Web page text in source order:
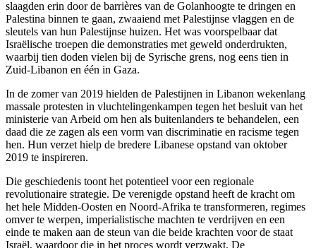
slaagden erin door de barrières van de Golanhoogte te dringen en
Palestina binnen te gaan, zwaaiend met Palestijnse vlaggen en de
sleutels van hun Palestijnse huizen. Het was voorspelbaar dat
Israëlische troepen die demonstraties met geweld onderdrukten,
waarbij tien doden vielen bij de Syrische grens, nog eens tien in
Zuid-Libanon en één in Gaza.
In de zomer van 2019 hielden de Palestijnen in Libanon wekenlang
massale protesten in vluchtelingenkampen tegen het besluit van het
ministerie van Arbeid om hen als buitenlanders te behandelen, een
daad die ze zagen als een vorm van discriminatie en racisme tegen
hen. Hun verzet hielp de bredere Libanese opstand van oktober
2019 te inspireren.
Die geschiedenis toont het potentieel voor een regionale
revolutionaire strategie. De verenigde opstand heeft de kracht om
het hele Midden-Oosten en Noord-Afrika te transformeren, regimes
omver te werpen, imperialistische machten te verdrijven en een
einde te maken aan de steun van die beide krachten voor de staat
Israël, waardoor die in het proces wordt verzwakt. De